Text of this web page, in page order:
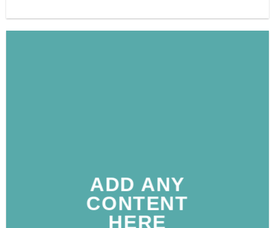
ADD ANY
CONTENT
HERE